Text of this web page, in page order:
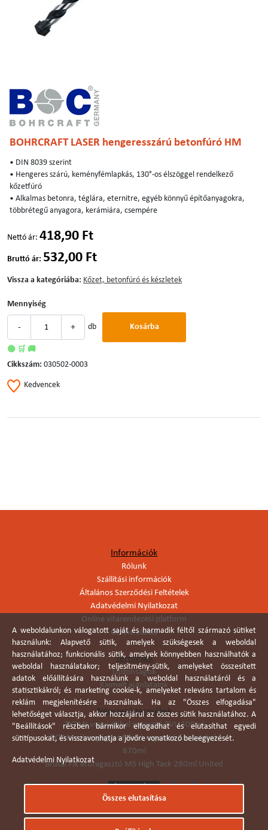
BOHRCRAFT LASER hengeresszárú betonfúró HM
• DIN 8039 szerint
• Hengeres szárú, keményfémlapkás, 130°-os élszöggel rendelkező
kőzetfúró
• Alkalmas betonra, téglára, eternitre, egyéb könnyű építőanyagokra,
többrétegű anyagora, kerámiára, csempére
Nettó ár: 418,90 Ft
Bruttó ár: 532,00 Ft
Vissza a kategóriába: Kőzet, betonfúró és készletek
Mennyiség
- + db Kosárba
🟢 🛒 🚚
Cikkszám: 030502-0003
Kedvencek
Információk
Rólunk
Szállítási információk
Általános Szerződési Feltételek
Adatvédelmi Nyilatkozat
Online vitarendezési platform
Online elállás
Termékek
Újdonságok
Kiemelt ajánlataink
Népszerű termékek
TYTAN vegyi dübel ragasztó EVI. 300ml
TYTAN vékonyágyas falazó ragasztó pisztolyhab
870ml
Brutál Fix erőragasztó MS High Tack 280ml United
A weboldalunkon válogatott saját és harmadik féltől származó sütiket
használunk: Alapvető sütik, amelyek szükségesek a weboldal
használatához; funkcionális sütik, amelyek könnyebben használhatók a
weboldal használatakor; teljesítmény-sütik, amelyeket összesített
adatok előállítására használunk a weboldal használatáról és a
statisztikákról; és marketing cookie-k, amelyeket releváns tartalom és
reklám megjelenítésére használnak. Ha az "Összes elfogadása"
lehetőséget választja, akkor hozzájárul az összes sütik használatához. A
"Beállítások" részben bármikor elfogadhat és elutasíthat egyedi
sütitípusokat, és visszavonhatja a jövőre vonatkozó beleegyezését.
Adatvédelmi Nyilatkozat
Összes elutasítása